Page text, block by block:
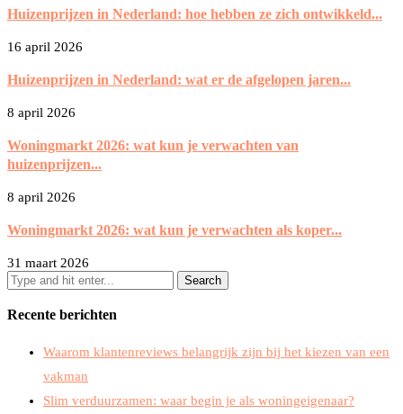
Huizenprijzen in Nederland: hoe hebben ze zich ontwikkeld...
16 april 2026
Huizenprijzen in Nederland: wat er de afgelopen jaren...
8 april 2026
Woningmarkt 2026: wat kun je verwachten van
huizenprijzen...
8 april 2026
Woningmarkt 2026: wat kun je verwachten als koper...
31 maart 2026
Recente berichten
Waarom klantenreviews belangrijk zijn bij het kiezen van een
vakman
Slim verduurzamen: waar begin je als woningeigenaar?